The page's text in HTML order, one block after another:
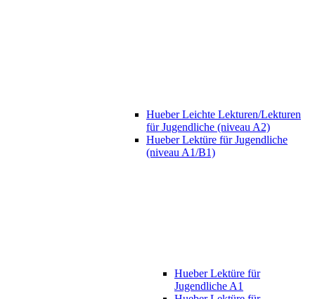
Hueber Leichte Lekturen/Lekturen
für Jugendliche (niveau A2)
Hueber Lektüre für Jugendliche
(niveau A1/B1)
Hueber Lektüre für
Jugendliche A1